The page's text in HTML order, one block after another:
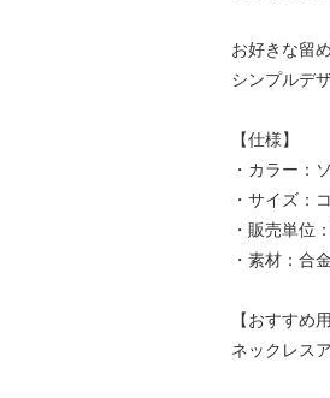
お好きな留
シンプルデ
【仕様】
・カラー：
・サイズ：
・販売単位
・素材：合
【おすすめ
ネックレス